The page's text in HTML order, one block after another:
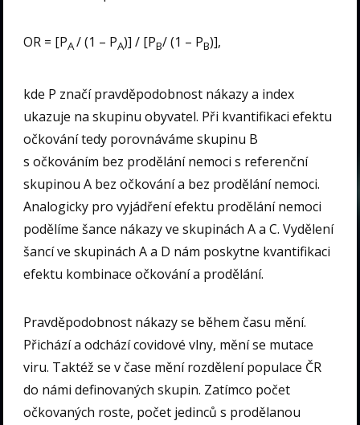
OR = [PA/ (1 – PA)] / [PB/ (1 – PB)],
kde P značí pravděpodobnost nákazy a index
ukazuje na skupinu obyvatel. Při kvantifikaci efektu
očkování tedy porovnáváme skupinu B
s očkováním bez prodělání nemoci s referenční
skupinou A bez očkování a bez prodělání nemoci.
Analogicky pro vyjádření efektu prodělání nemoci
podělíme šance nákazy ve skupinách A a C. Vydělení
šancí ve skupinách A a D nám poskytne kvantifikaci
efektu kombinace očkování a prodělání.
Pravděpodobnost nákazy se během času mění.
Přichází a odchází covidové vlny, mění se mutace
viru. Taktéž se v čase mění rozdělení populace ČR
do námi definovaných skupin. Zatímco počet
očkovaných roste, počet jedinců s prodělanou